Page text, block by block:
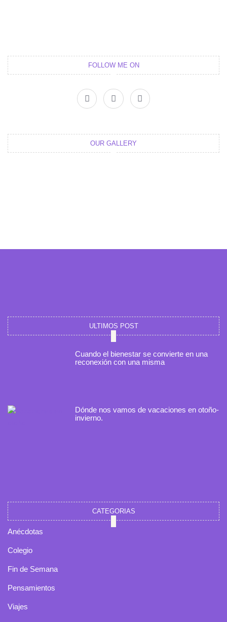
FOLLOW ME ON
a
c
e
o
k
w
i
t
r
n
s
t
r
m
OUR GALLERY
ULTIMOS POST
Cuando el bienestar se convierte en una
reconexión con una misma
Dónde nos vamos de vacaciones en otoño-
invierno.
CATEGORIAS
Anécdotas
Colegio
Fin de Semana
Pensamientos
Viajes